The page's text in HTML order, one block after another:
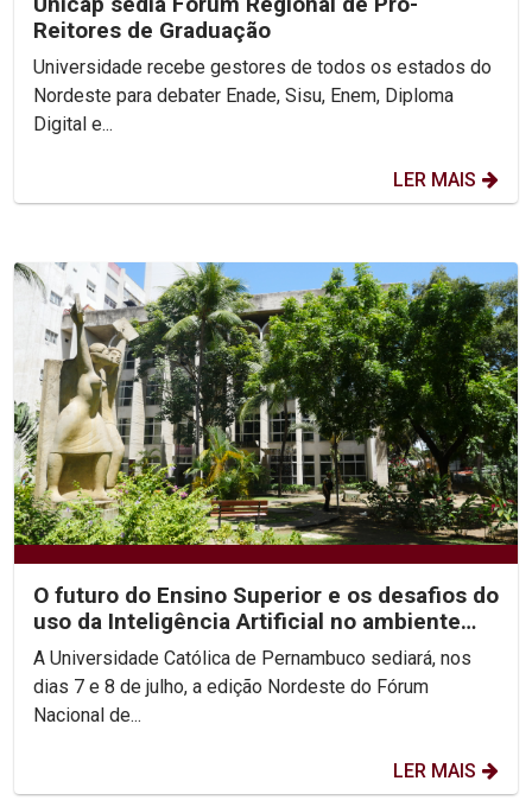
Reitores de Graduação
Universidade recebe gestores de todos os estados do
Nordeste para debater Enade, Sisu, Enem, Diploma
Digital e...
LER MAIS
O futuro do Ensino Superior e os desafios do
uso da Inteligência Artificial no ambiente
acadêmico...
A Universidade Católica de Pernambuco sediará, nos
dias 7 e 8 de julho, a edição Nordeste do Fórum
Nacional de...
LER MAIS